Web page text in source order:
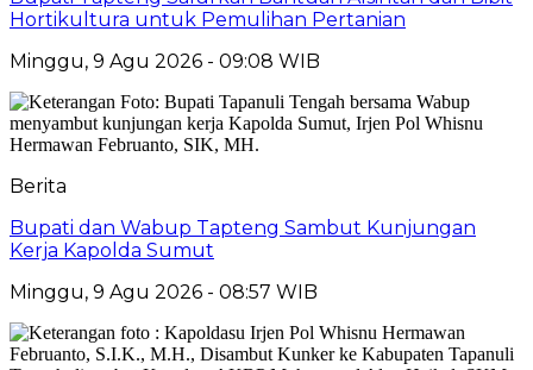
Hortikultura untuk Pemulihan Pertanian
Minggu, 9 Agu 2026 - 09:08 WIB
Berita
Bupati dan Wabup Tapteng Sambut Kunjungan
Kerja Kapolda Sumut
Minggu, 9 Agu 2026 - 08:57 WIB